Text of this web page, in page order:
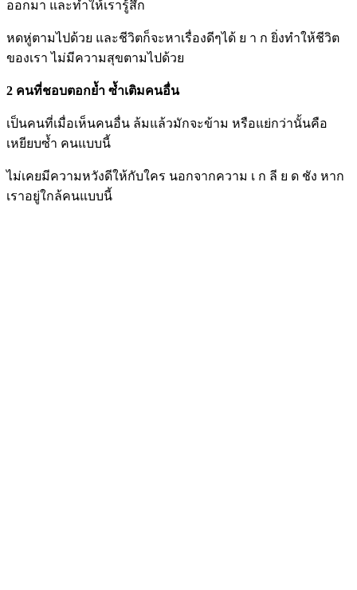
ออกมา และทำให้เรารู้สึก
หดหู่ตามไปด้วย และชีวิตก็จะหาเรื่องดีๆได้ ย า ก ยิ่งทำให้ชีวิต
ของเรา ไม่มีความสุขตามไปด้วย
2 คนที่ชอบตอกย้ำ ซ้ำเติมคนอื่น
เป็นคนที่เมื่อเห็นคนอื่น ล้มแล้วมักจะข้าม หรือแย่กว่านั้นคือ
เหยียบซ้ำ คนแบบนี้
ไม่เคยมีความหวังดีให้กับใคร นอกจากความ เ ก ลี ย ด ชัง หาก
เราอยู่ใกล้คนแบบนี้